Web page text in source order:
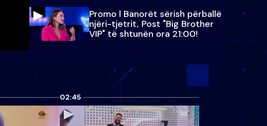
Promo l Banorët sërish përballë
njëri-tjetrit, Post "Big Brother
VIP" të shtunën ora 21:00!
02:45